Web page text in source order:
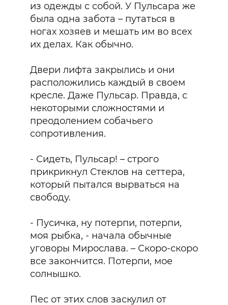
из одежды с собой. У Пульсара же
была одна забота – путаться в
ногах хозяев и мешать им во всех
их делах. Как обычно.
Двери лифта закрылись и они
расположились каждый в своем
кресле. Даже Пульсар. Правда, с
некоторыми сложностями и
преодолением собачьего
сопротивления.
- Сидеть, Пульсар! – строго
прикрикнул Стеклов на сеттера,
который пытался вырваться на
свободу.
- Пусичка, ну потерпи, потерпи,
моя рыбка, - начала обычные
уговоры Мирослава. – Скоро-скоро
все закончится. Потерпи, мое
солнышко.
Пес от этих слов заскулил от